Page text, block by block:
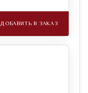
ДОБАВИТЬ В ЗАКАЗ